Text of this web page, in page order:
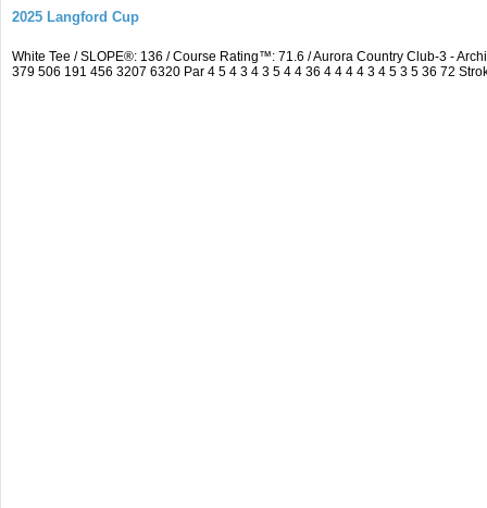
2025 Langford Cup
White Tee / SLOPE®: 136 / Course Rating™: 71.6 / Aurora Country Club-3 -
379 506 191 456 3207 6320 Par 4 5 4 3 4 3 5 4 4 36 4 4 4 4 3 4 5 3 5 36 72